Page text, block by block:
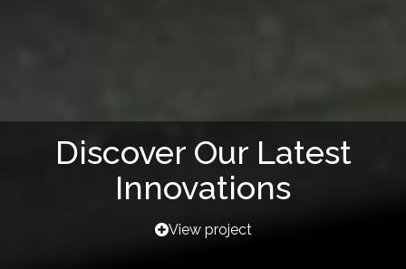
Discover Our Latest
Innovations
View project